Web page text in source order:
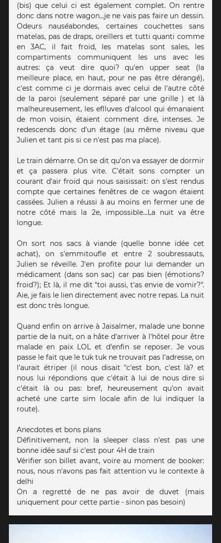
(bis) que celui ci est également complet. On rentre
donc dans notre wagon...je ne vais pas faire un dessin.
Odeurs nauséabondes, certaines couchettes sans
matelas, pas de draps, oreillers et tutti quanti comme
en 3AC, il fait froid, les matelas sont sales, les
compartiments communiquent les uns avec les
autres: ça veut dire quoi? qu'en upper seat (la
meilleure place, en haut, pour ne pas être dérangé),
c'est comme ci je dormais avec celui de l'autre côté
de la paroi (seulement séparé par une grille ) et là
malheureusement, les eflluves d'alcool qui émanaient
de mon voisin, étaient comment dire, intenses. Je
redescends donc d'un étage (au même niveau que
Julien et tant pis si ce n'est pas ma place).
Le train démarre. On se dit qu'on va essayer de dormir
et ça passera plus vite. C'était sons compter un
courant d'air froid qui nous saisissait: on s'est rendus
compte que certaines fenêtres de ce wagon étaient
cassées. Julien a réussi à au moins en fermer une de
notre côté mais la 2e, impossible...La nuit va être
longue.
On sort nos sacs à viande (quelle bonne idée cet
achat), on s'emmitoufle et entre 2 soubressauts,
Julien se réveille. J'en profite pour lui demander un
médicament (dans son sac) car pas bien (émotions?
froid?); Et là, il me dit "toi aussi, t'as envie de vomir?".
Aie, je fais le lien directement avec notre repas. La nuit
est donc très longue.
Quand enfin on arrive à Jaisalmer, malade une bonne
partie de la nuit, on a hâte d'arriver à l'hôtel pour être
malade en paix LOL et d'enfin se reposer. Je vous
passe le fait que le tuk tuk ne trouvait pas l'adresse, on
l'aurait étriper (il nous disait "c'est bon, c'est là? et
nous lui répondions que c'était à lui de nous dire si
c'était là ou pas: bref, heureusement qu'on avait
acheté une carte sim locale afin de lui indiquer la
route).
Anecdotes et bons plans
Définitivement, non la sleeper class n'est pas une
bonne idée sauf si c'est pour 4H de train
Vérifier son billet avant, voire au moment de booker:
nous, nous n'avons pas fait attention vu le contexte à
delhi
On a regretté de ne pas avoir de duvet (mais
uniquement pour cette partie - sinon pas besoin)